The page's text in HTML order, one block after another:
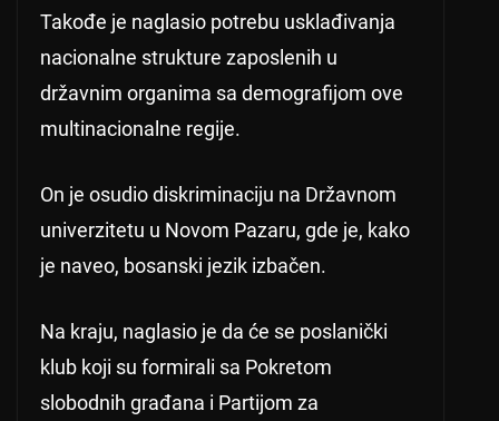
Takođe je naglasio potrebu usklađivanja
nacionalne strukture zaposlenih u
državnim organima sa demografijom ove
multinacionalne regije.
On je osudio diskriminaciju na Državnom
univerzitetu u Novom Pazaru, gde je, kako
je naveo, bosanski jezik izbačen.
Na kraju, naglasio je da će se poslanički
klub koji su formirali sa Pokretom
slobodnih građana i Partijom za